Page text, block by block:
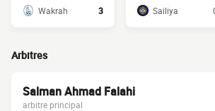
Wakrah
3
Sailiya
Arbitres
Salman Ahmad Falahi
arbitre principal